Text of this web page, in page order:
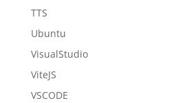
TTS
Ubuntu
VisualStudio
ViteJS
VSCODE